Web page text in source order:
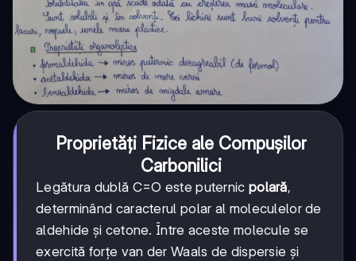
Proprietăți Fizice ale Compușilor
Carbonilici
Legătura dublă C=O este puternic polară,
determinând caracterul polar al moleculelor de
aldehide și cetone. Între aceste molecule se
exercită forțe van der Waals de dispersie și